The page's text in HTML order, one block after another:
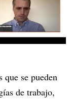
que se pueden
de trabajo,